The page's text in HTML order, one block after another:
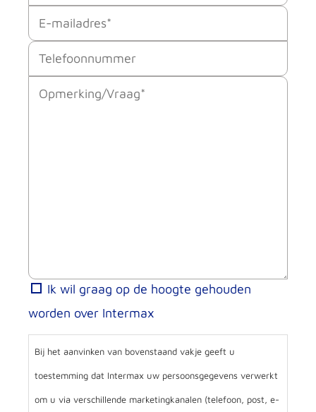
(Vereist)
mailadres
Telefoonnummer
Opmerking/vraag
marketing
opt-
in
Ik wil graag op de hoogte gehouden
worden over Intermax
Bij het aanvinken van bovenstaand vakje geeft u
toestemming dat Intermax uw persoonsgegevens verwerkt
om u via verschillende marketingkanalen (telefoon, post, e-